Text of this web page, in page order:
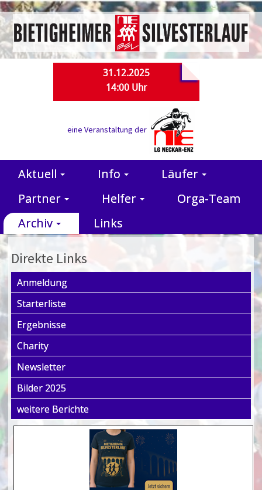
31.12.2025
14:00 Uhr
eine Veranstaltung der
Aktuell Info
Läufer
Partner
Helfer
Orga-Team
Archiv
Links
Direkte Links
Anmeldung
Starterliste
Ergebnisse
Charity
Newsletter
Bilder 2025
weitere Berichte